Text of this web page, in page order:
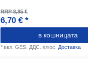
RRP 8,85 €
6,70 € *
в кошницата
*вкл. GES. ДДС. плюс. Доставка